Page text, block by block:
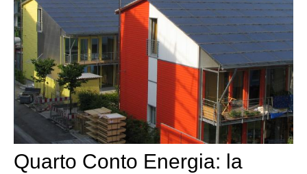
Quarto Conto Energia: la